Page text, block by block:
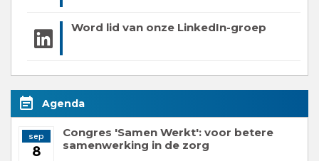
Word lid van onze LinkedIn-groep
event_note Agenda
sep
8
Congres 'Samen Werkt': voor betere
samenwerking in de zorg